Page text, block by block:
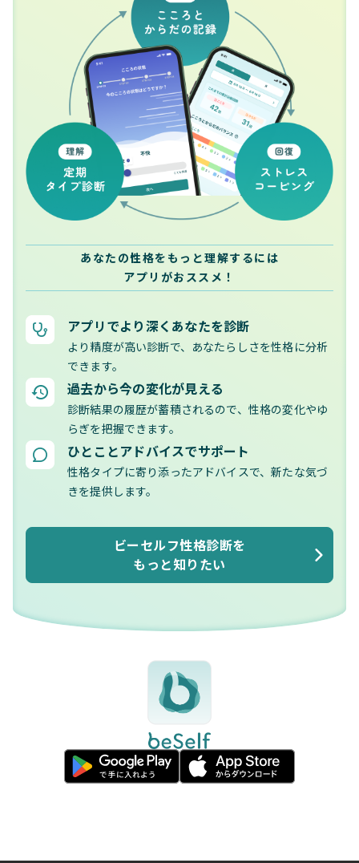
あなたの性格をもっと理解するには
アプリがおススメ！
アプリでより深くあなたを診断
より精度が高い診断で、あなたらしさを性格に分析
できます。
過去から今の変化が見える
診断結果の履歴が蓄積されるので、性格の変化やゆ
らぎを把握できます。
ひとことアドバイスでサポート
性格タイプに寄り添ったアドバイスで、新たな気づ
きを提供します。
ビーセルフ性格診断を
もっと知りたい